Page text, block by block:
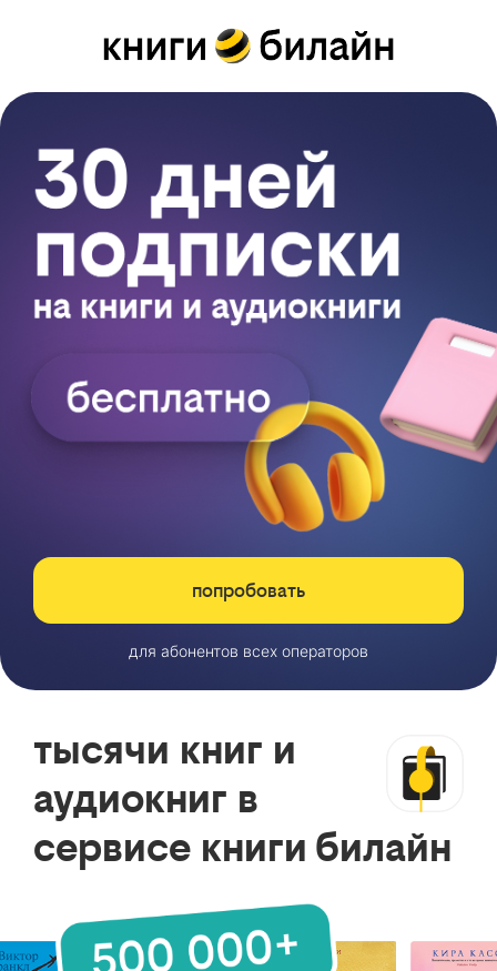
попробовать
для абонентов всех операторов
тысячи книг и
аудиокниг в
сервисе книги билайн